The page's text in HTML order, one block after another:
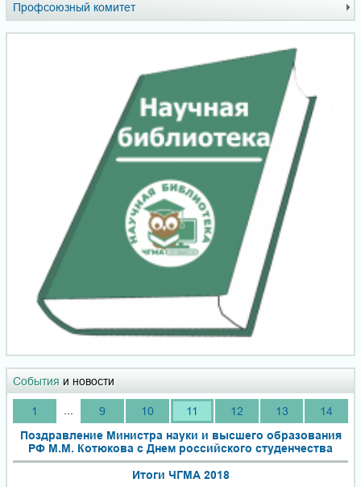
Профсоюзный комитет
События и новости
1 9 10 11 12 13
14
Поздравление Министра науки и высшего образования
РФ М.М. Котюкова с Днем российского студенчества
Итоги ЧГМА 2018